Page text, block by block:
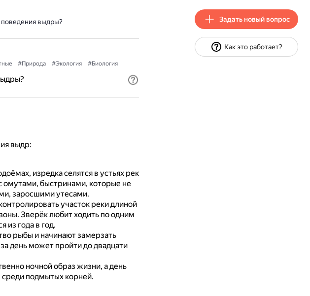
поведения выдры?
#Природа #Экология #Биология
выдр:
изредка селятся в устьях рек
омутами, быстринами, которые не
заросшими утесами.
участок реки длиной
Зверёк любит ходить по одним
из года в год.
рыбы и начинают замерзать
день может пройти до двадцати
ночной образ жизни, а день
среди подмытых корней.
Задать новый вопрос
Как это работает?